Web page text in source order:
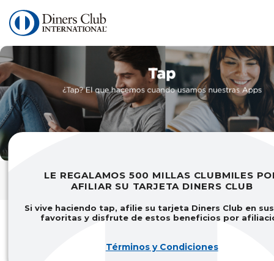
contenido
LE REGALAMOS 500 MILLAS CLUBMILES
AFILIAR SU TARJETA DINERS CLUB
Si vive haciendo tap, afilie su tarjeta Diners Club en
favoritas y disfrute de estos beneficios por
Términos y Condiciones